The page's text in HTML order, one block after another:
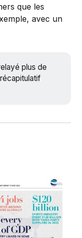
que les
avec un
plus de